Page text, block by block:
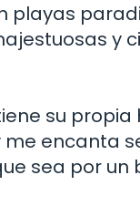
playas
y
su propia
me encanta
sea por un